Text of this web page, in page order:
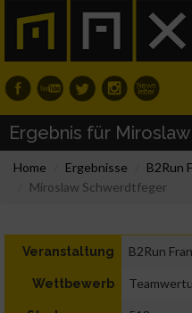
Ergebnis für
Home Ergebnisse B2Run
Miroslaw Schwerdtfeger
Veranstaltung B2Run
Wettbewerb